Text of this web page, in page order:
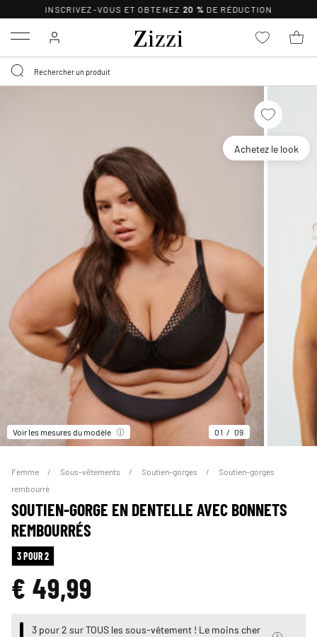
INSCRIVEZ-VOUS ET OBTENEZ 20 % DE RÉDUCTION
Menu
Achetez le look
Voir les mesures du modèle 01 09
Femme Sous-vêtements Soutien-gorges
Soutien-gorges
rembourré
SOUTIEN-GORGE EN DENTELLE AVEC BONNETS
REMBOURRÉS
3 POUR 2
€ 49,99
3 pour 2 sur TOUS les sous-vêtement ! Le moins cher